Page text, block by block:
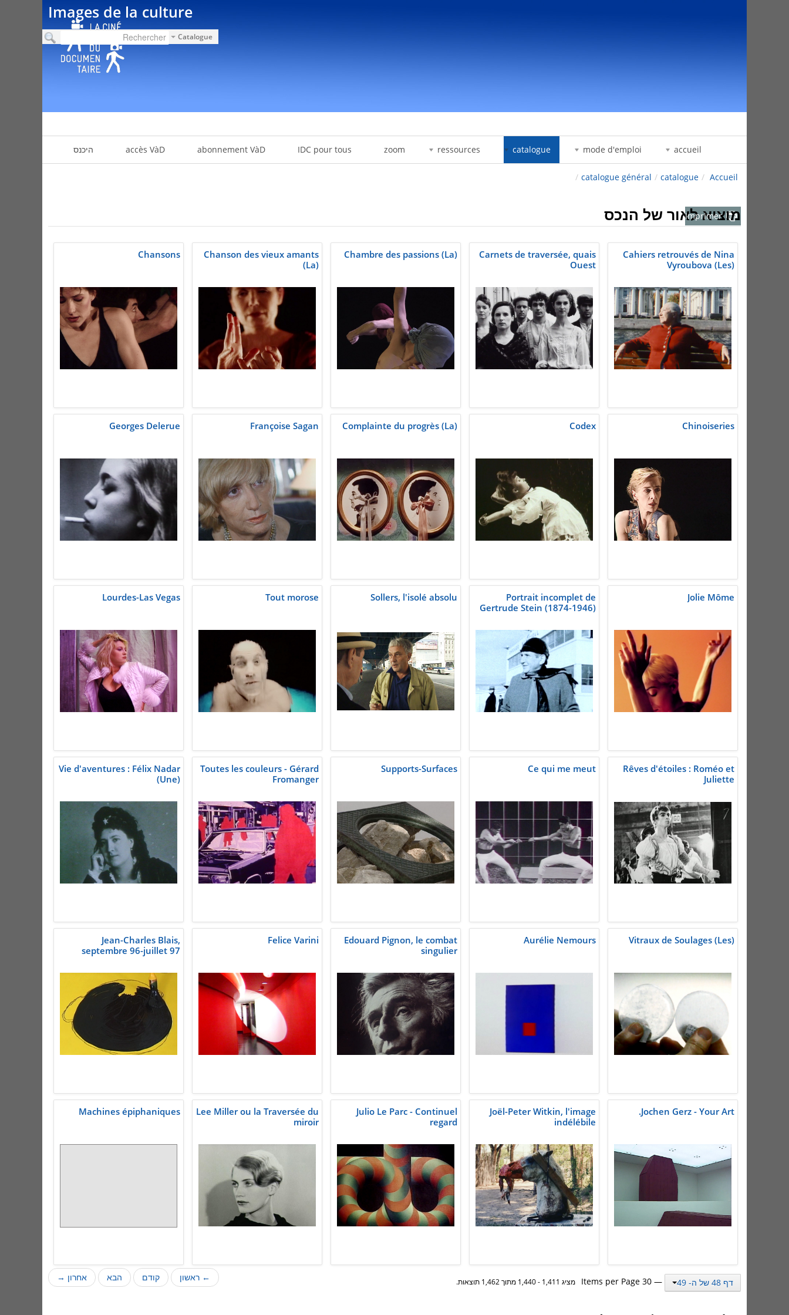
Images de la culture
Catalogue
accueil
mode d'emploi
catalogue
ressources
zoom
IDC pour tous
abonnement VàD
accès VàD היכנס
Accueil
/
catalogue
/
catalogue général
/
מוציא לאור של הנכס
Imprimer
Cahiers retrouvés de Nina
Vyroubova (Les)
Carnets de traversée, quais
Ouest
Chambre des passions (La)
Chanson des vieux amants
(La)
Chansons
Chinoiseries
Codex
Complainte du progrès (La)
Françoise Sagan
Georges Delerue
Jolie Môme
Portrait incomplet de
Gertrude Stein (1874-1946)
Sollers, l'isolé absolu
Tout morose
Lourdes-Las Vegas
Rêves d'étoiles : Roméo et
Juliette
Ce qui me meut
Supports-Surfaces
Toutes les couleurs - Gérard
Fromanger
Vie d'aventures : Félix Nadar
(Une)
Vitraux de Soulages (Les)
Aurélie Nemours
Edouard Pignon, le combat
singulier
Felice Varini
Jean-Charles Blais,
septembre 96-juillet 97
Jochen Gerz - Your Art.
Joël-Peter Witkin, l'image
indélébile
Julio Le Parc - Continuel
regard
Lee Miller ou la Traversée du
miroir
Machines épiphaniques
דף 48 של ה- 49 — 30 Items per Page מציג 1,411 - 1,440 מתוך 1,462 תוצאות. ← ראשון קודם הבא אחרון →